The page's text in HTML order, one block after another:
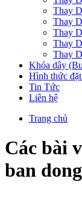
Thay
Thay
Thay
Thay
Thay
Khóa dây
Hình thức
Tin Tức
Liên hệ
Trang chủ
Các bài
ban